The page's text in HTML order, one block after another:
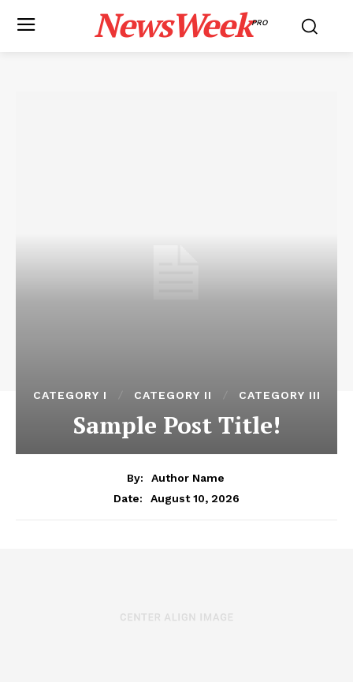
NewsWeekPRO
CATEGORY I CATEGORY II CATEGORY III
Sample Post Title!
By:
Author Name
Date:
August 10, 2026